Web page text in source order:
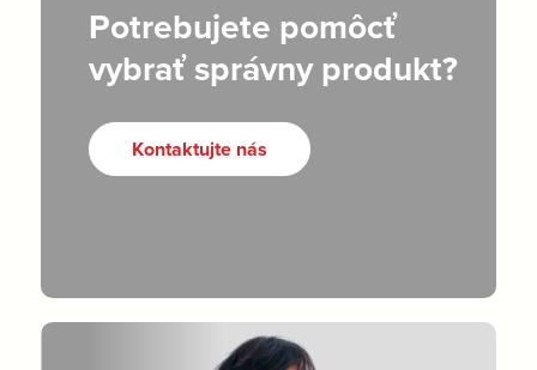
Potrebujete pomôcť
vybrať správny produkt?
Kontaktujte nás